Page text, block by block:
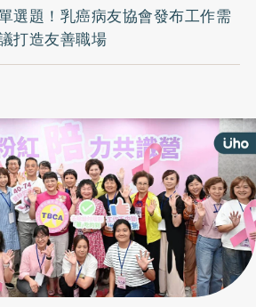
選題！乳癌病友協會發布工作需
打造友善職場